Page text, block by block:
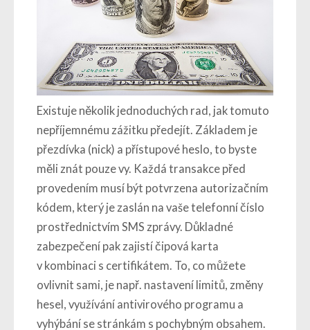
Existuje několik jednoduchých rad, jak tomuto
nepříjemnému zážitku předejít. Základem je
přezdívka (nick) a přístupové heslo, to byste
měli znát pouze vy. Každá transakce před
provedením musí být potvrzena autorizačním
kódem, který je zaslán na vaše telefonní číslo
prostřednictvím SMS zprávy. Důkladné
zabezpečení pak zajistí čipová karta
v kombinaci s certifikátem. To, co můžete
ovlivnit sami, je např. nastavení limitů, změny
hesel, využívání antivirového programu a
vyhýbání se stránkám s pochybným obsahem.